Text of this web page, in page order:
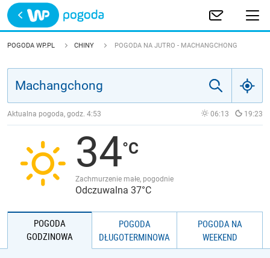
Trwa ładowanie
POLSKA
JAKOŚĆ POWIETRZA
POGODA WP.PL CHINY POGODA NA JUTRO - MACHANGCHONG
Aktualna pogoda, godz. 4:53 06:13 19:23
34
Zachmurzenie małe, pogodnie
Odczuwalna 37°C
POGODA
GODZINOWA
POGODA
DŁUGOTERMINOWA
POGODA NA
WEEKEND